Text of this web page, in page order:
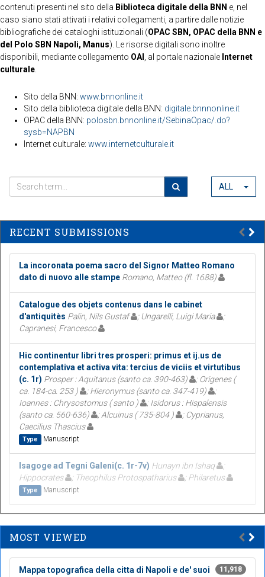
contenuti presenti nel sito della Biblioteca digitale della BNN e, nel
caso siano stati attivati i relativi collegamenti, a partire dalle notizie
bibliografiche dei cataloghi istituzionali (OPAC SBN, OPAC della BNN e
del Polo SBN Napoli, Manus). Le risorse digitali sono inoltre
disponibili, mediante collegamento OAI , al portale nazionale Internet
culturale
Sito della BNN: www.bnnonline.it
Sito della biblioteca digitale della BNN: digitale.bnnnonline.it
OPAC della BNN: polosbn.bnnonline.it/SebinaOpac/.do?
sysb=NAPBN
Internet culturale: www.internetculturale.it
ALL
RECENT SUBMISSIONS
La incoronata poema sacro del Signor Matteo Romano
dato di nuovo alle stampe Romano, Matteo (fl. 1688)
Catalogue des objets contenus dans le cabinet
d'antiquitès Palin, Nils Gustaf ; Ungarelli, Luigi Maria
;
Capranesi, Francesco
Hic continentur libri tres prosperi: primus et ij.us de
contemplativa et activa vita: tercius de viciis et virtutibus
(c. 1r) Prosper : Aquitanus (santo ca. 390-463)
; Origenes (
ca. 184-ca. 253 )
; Hieronymus (santo ca. 347-419)
;
Ioannes : Chrysostomus ( santo )
; Isidorus : Hispalensis
(santo ca. 560-636)
; Alcuinus ( 735-804 )
; Cyprianus,
Caecilius Thascius
Type Manuscript
Isagoge ad Tegni Galeni(c. 1r-7v) Hunayn ibn Ishaq
Hippocrates
; Theophilus Protospatharius ; Philaretus
Type Manuscript
MOST VIEWED
11,918
Mappa topografica della citta di Napoli e de' suoi